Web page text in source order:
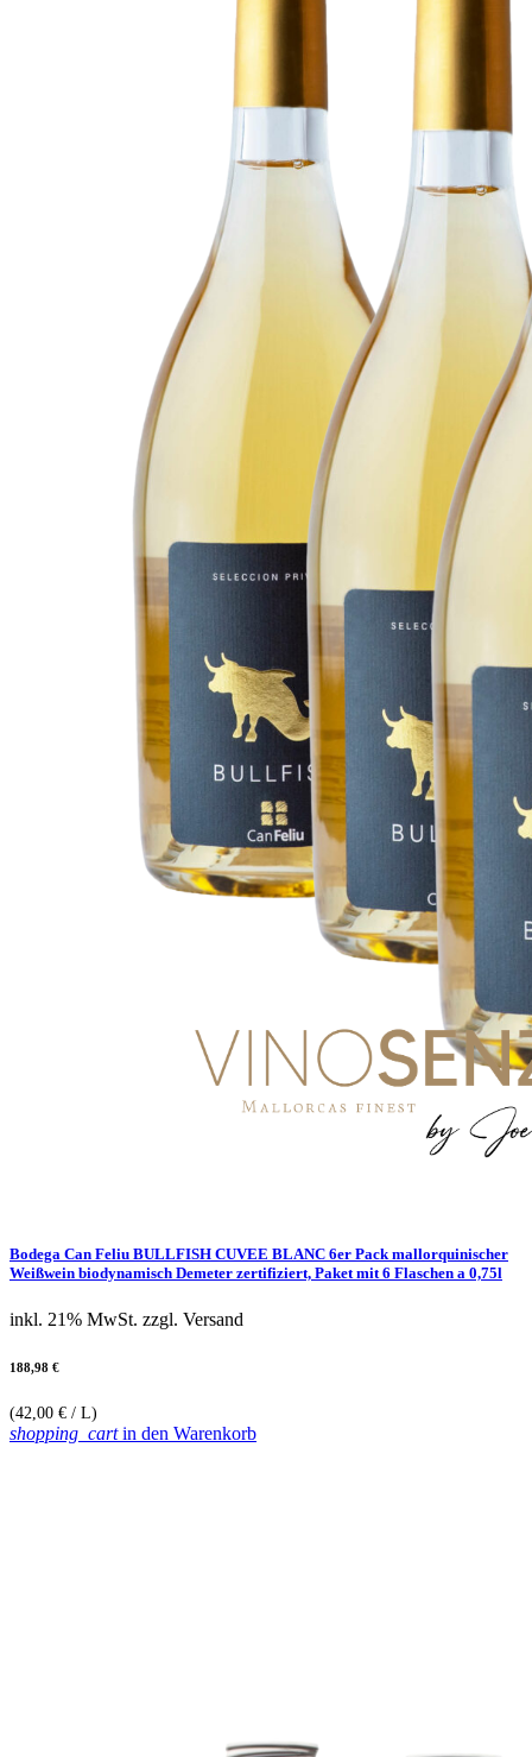
Bodega Can Feliu BULLFISH CUVEE BLANC 6er Pack mallorquinischer
Weißwein biodynamisch Demeter zertifiziert, Paket mit 6 Flaschen a 0,75l
inkl. 21% MwSt. zzgl. Versand
188,98 €
(42,00 € / L)
shopping_cartin den Warenkorb